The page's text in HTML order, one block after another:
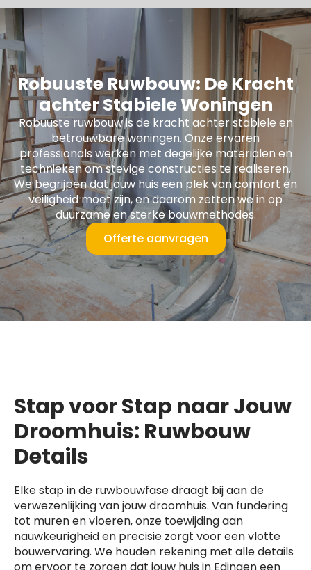
Robuuste Ruwbouw: De Kracht
achter Stabiele Woningen
Robuuste ruwbouw is de kracht achter stabiele en
betrouwbare woningen. Onze ervaren
professionals werken met degelijke materialen en
technieken om stevige constructies te realiseren.
We begrijpen dat jouw huis een plek van comfort en
veiligheid moet zijn, en daarom zetten we in op
duurzame en sterke bouwmethodes.
Offerte aanvragen
Stap voor Stap naar Jouw
Droomhuis: Ruwbouw
Details
Elke stap in de ruwbouwfase draagt bij aan de
verwezenlijking van jouw droomhuis. Van fundering
tot muren en vloeren, onze toewijding aan
nauwkeurigheid en precisie zorgt voor een vlotte
bouwervaring. We houden rekening met alle details